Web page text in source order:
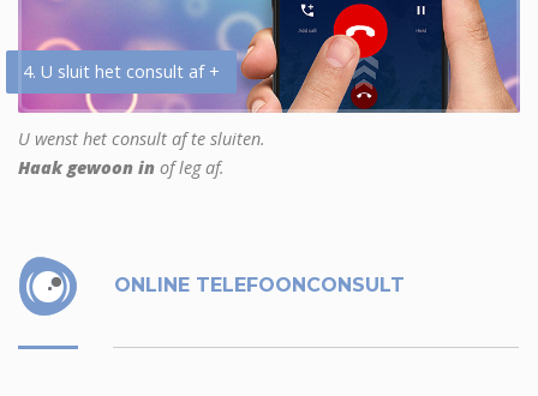
4. U sluit het consult af +
U wenst het consult af te sluiten.
Haak gewoon in of leg af.
ONLINE TELEFOONCONSULT